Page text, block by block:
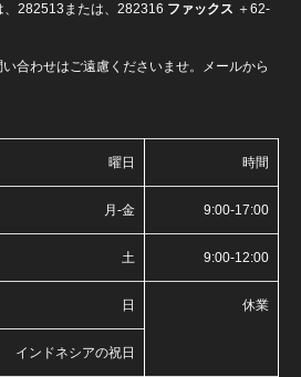
282513または、282316 ファックス ＋62-
合わせはご遠慮くださいませ。メールから
曜日 時間
月-金 9:00-17:00
土 9:00-12:00
日 休業
インドネシアの祝日